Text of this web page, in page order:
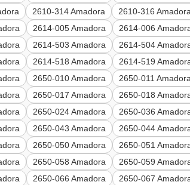
2610-314 Amadora 2610-316 Amadora
2614-005 Amadora 2614-006
2614-503 Amadora 2614-504
2614-518 Amadora 2614-519
2650-010 Amadora 2650-011 Amadora
2650-017 Amadora 2650-018
2650-024 Amadora 2650-036
2650-043 Amadora 2650-044
2650-050 Amadora 2650-051
2650-058 Amadora 2650-059
2650-066 Amadora 2650-067